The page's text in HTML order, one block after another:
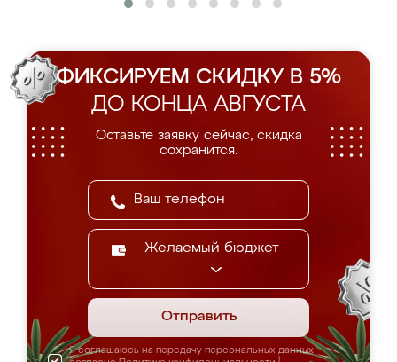
ФИКСИРУЕМ СКИДКУ В 5%
ДО КОНЦА АВГУСТА
Оставьте заявку сейчас, скидка
сохранится.
Желаемый бюджет
Отправить
Я соглашаюсь на передачу персональных данных